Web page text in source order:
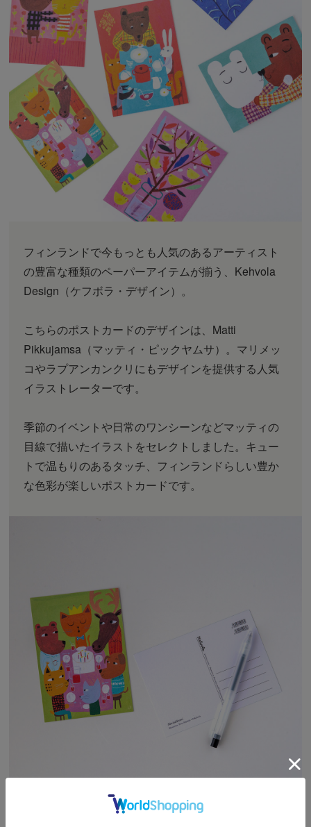
フィンランドで今もっとも人気のあるアーティスト
の豊富な種類のペーパーアイテムが揃う、Kehvola
Design（ケフボラ・デザイン）。
こちらのポストカードのデザインは、Matti
Pikkujamsa（マッティ・ピックヤムサ）。マリメッ
コやラプアンカンクリにもデザインを提供する人気
イラストレーターです。
季節のイベントや日常のワンシーンなどマッティの
目線で描いたイラストをセレクトしました。キュー
トで温もりのあるタッチ、フィンランドらしい豊か
な色彩が楽しいポストカードです。